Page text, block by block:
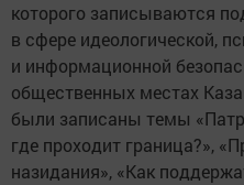
которого записываются
в сфере идеологической,
и информационной
общественных местах
были записаны темы
где проходит граница?»,
назидания», «Как